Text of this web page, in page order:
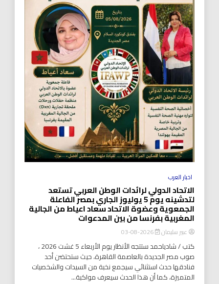
اخبار العرب
الاتحاد الدولي لرائدات الوطن العربي تستعد
لتدشينه يوم 5 يوليوز الجاري بمصر الفاعلة
الجمعوية وعضوة الاتحاد سعاد اعياط من الجالية
المغربية بفرنسا من بين المدعوات
عبير سليمان 2026-08-03
كتب / شادياحمد ستتجه الأنظار يوم الأربعاء 5 غشت 2026 ،
صوب مصر الجديدة بالعاصمة القاهرة، حيث ستحتضن أحد
فنادقها حدث استثنائي سيجمع نخبة من السيدات والشخصيات
المتميزة، كما أن هذا الحدث سيعرف مواكبة...